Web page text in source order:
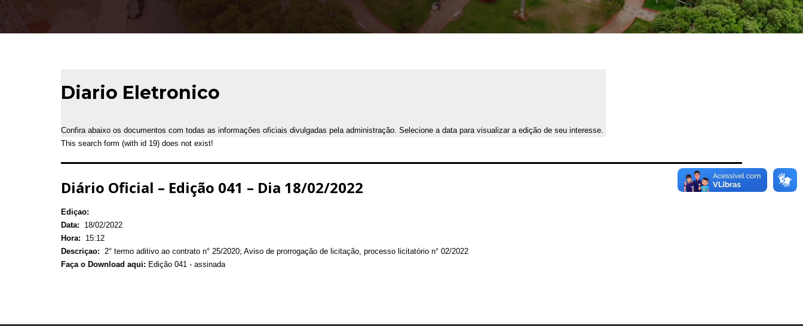
Diario Eletronico
Confira abaixo os documentos com todas as informações oficiais divulgadas pela administração. Selecione a data para visualizar a edição de seu interesse.
This search form (with id 19) does not exist!
Diário Oficial – Edição 041 – Dia 18/02/2022
Ediçao:
Data:
18/02/2022
Hora:
15:12
Descriçao: 2° termo aditivo ao contrato n° 25/2020; Aviso de prorrogação de licitação, processo licitatório n° 02/2022
Faça o Download aqui: Edição 041 - assinada